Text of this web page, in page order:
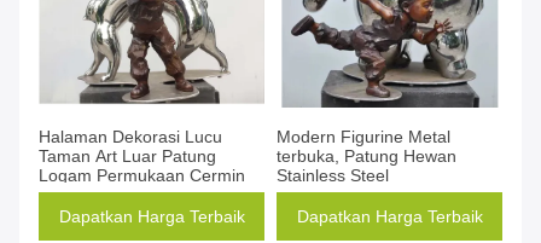
Halaman Dekorasi Lucu
Taman Art Luar Patung
Logam Permukaan Cermin
Dapatkan Harga Terbaik
Modern Figurine Metal
terbuka, Patung Hewan
Stainless Steel
Dapatkan Harga Terbaik